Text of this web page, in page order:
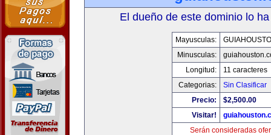
El dueño de este dominio lo
Mayusculas:
Minusculas:
Longitud:
11 caracteres
Categorias:
Sin Clasificar
Precio:
$2,500.00
Visitar!
Serán consideradas